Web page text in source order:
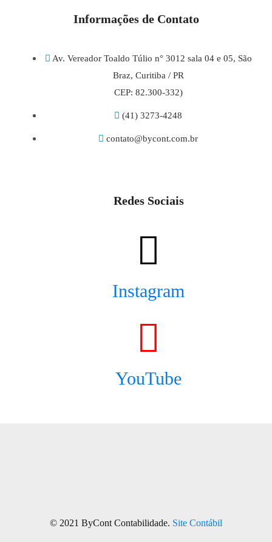
Informações de Contato
Av. Vereador Toaldo Túlio n° 3012 sala 04 e 05, São
Braz, Curitiba / PR
CEP: 82.300-332)
(41) 3273-4248
contato@bycont.com.br
Redes Sociais
Instagram
YouTube
© 2021 ByCont Contabilidade. Site Contábil